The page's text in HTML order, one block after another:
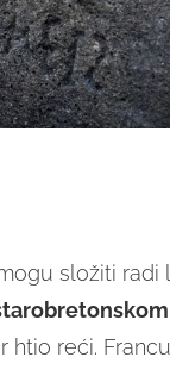
složiti radi
htio reći.